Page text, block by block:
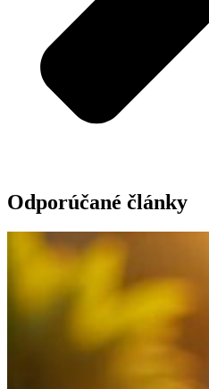
Odporúčané články